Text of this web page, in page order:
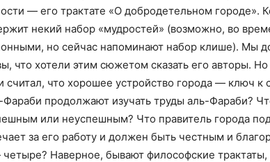
— его трактате «О добродетельном городе».
некий набор «мудростей» (возможно, во
но сейчас напоминают набор клише). Мы
что хотели этим сюжетом сказать его авторы.
что хорошее устройство города — ключ к
продолжают изучать труды аль-Фараби?
или неуспешным? Что правитель города
за его работу и должен быть честным и
Наверное, бывают философские